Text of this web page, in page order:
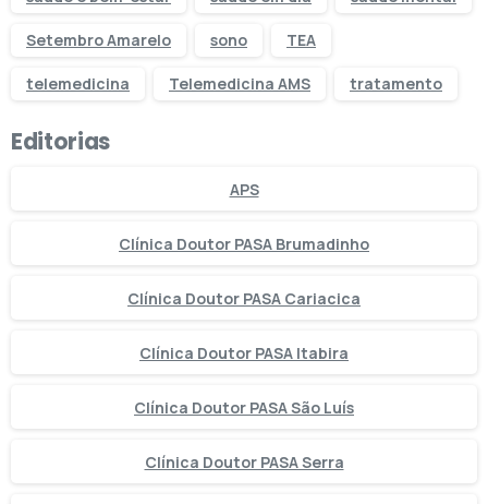
Setembro Amarelo sono TEA
telemedicina Telemedicina AMS tratamento
Editorias
APS
Clínica Doutor PASA Brumadinho
Clínica Doutor PASA Cariacica
Clínica Doutor PASA Itabira
Clínica Doutor PASA São Luís
Clínica Doutor PASA Serra